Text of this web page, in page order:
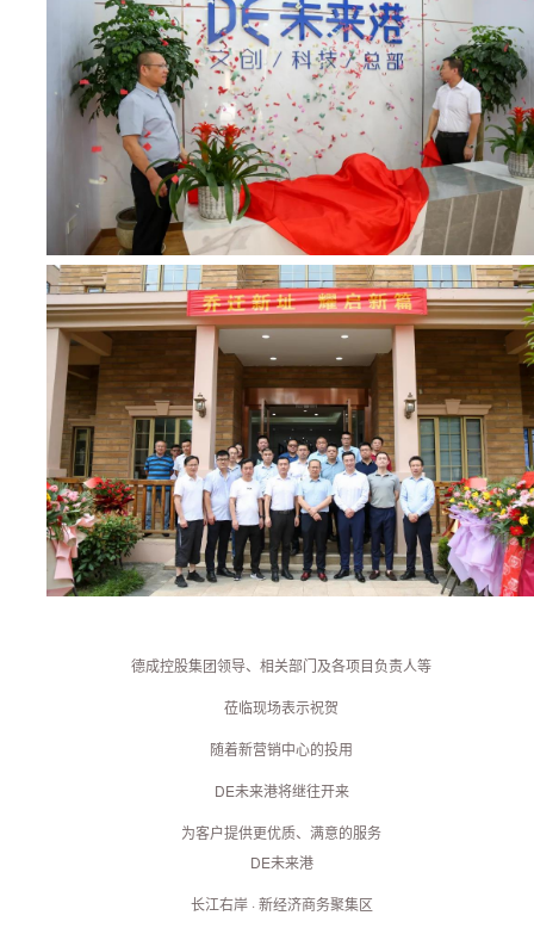
德成控股集团领导、相关部门及各项目负责人等
莅临现场表示祝贺
随着新营销中心的投用
DE未来港将继往开来
为客户提供更优质、满意的服务
DE未来港
长江右岸 · 新经济商务聚集区